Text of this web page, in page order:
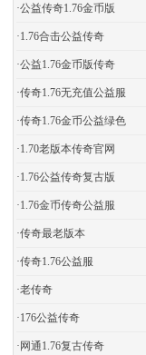
·​公益传奇1.76金币版
·1.76合击公益传奇
·公益1.76金币版传奇
·传奇1.76无充值公益服
·传奇1.76金币公益绿色
·1.70老版本传奇官网
·1.76公益传奇复古版
·​1.76金币传奇公益服
·​传奇最老版本
·传奇1.76公益服
·老传奇
·176公益传奇
· 网通1.76复古传奇